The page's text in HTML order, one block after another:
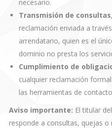
necesario.
Transmisión de
reclamación enviada a
arrendatario, quien es el
dominio no presta los
Cumplimiento de
cualquier reclamación
las herramientas de
Aviso importante: El titular
responde a consultas, quejas